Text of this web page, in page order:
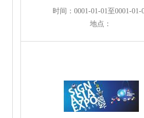
时间：0001-01-01至0001-01-
地点：